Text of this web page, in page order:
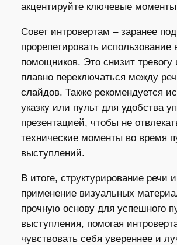
акцентируйте ключевые
Совет интровертам – заранее
прорепетировать использование
помощников. Это снизит тревогу
плавно переключаться между
слайдов. Также рекомендуется
указку или пульт для удобства
презентацией, чтобы не
технические моменты во время
выступлений.
В итоге, структурирование речи
применение визуальных
прочную основу для успешного
выступления, помогая
чувствовать себя увереннее и